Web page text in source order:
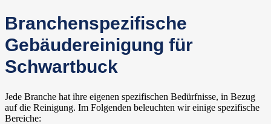
Branchenspezifische
Gebäudereinigung für
Schwartbuck
Jede Branche hat ihre eigenen spezifischen Bedürfnisse, in Bezug
auf die Reinigung. Im Folgenden beleuchten wir einige spezifische
Bereiche: